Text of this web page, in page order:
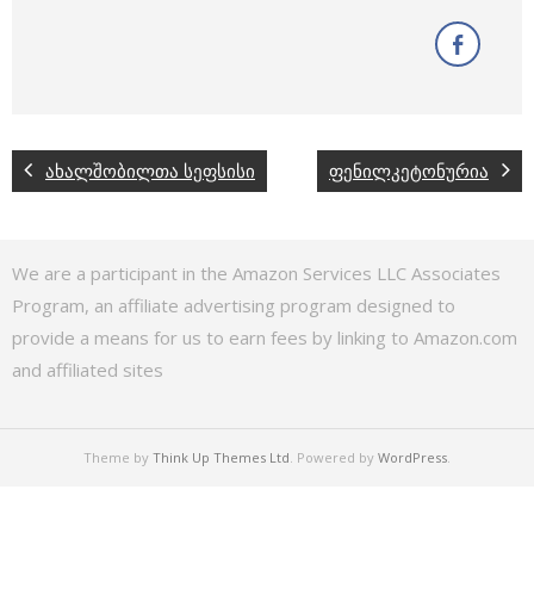
ახალშობილთა სეფსისი ფენილკეტონურია
We are a participant in the Amazon Services LLC Associates
Program, an affiliate advertising program designed to
provide a means for us to earn fees by linking to Amazon.com
and affiliated sites
Theme by Think Up Themes Ltd . Powered by WordPress